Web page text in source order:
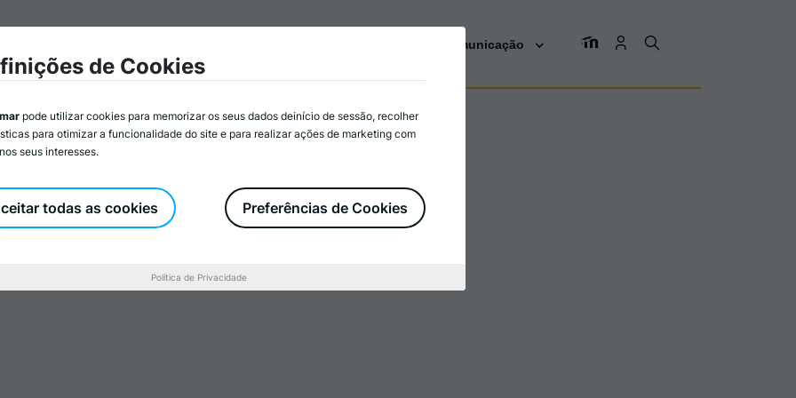
Comunicação
com
de Cookies
pode utilizar cookies para memorizar os seus dados deinício de sessão, recolher
para otimizar a funcionalidade do site e para realizar ações de marketing com
seus interesses.
Preferências de Cookies
todas as cookies
Política de Privacidade